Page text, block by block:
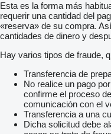
Esta es la forma más
requerir una cantidad del
«reserva» de su compra.
cantidades de dinero y
Hay varios tipos de fraude,
Transferencia de
No realice un pago
confirme el proceso
comunicación con el
Transferencia a una
Dicha solicitud debe